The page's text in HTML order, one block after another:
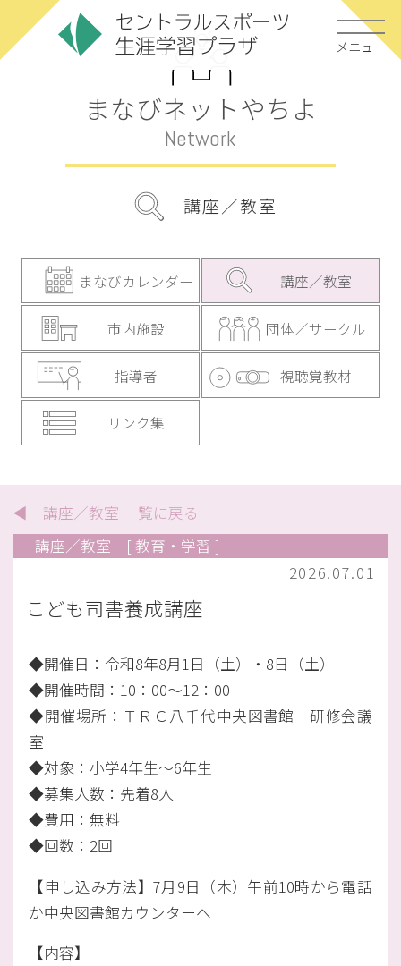
メニュー
まなびネットやちよ
Network
講座／教室
まなびカレンダー 講座／教室
市内施設 団体／サークル
指導者 視聴覚教材
リンク集
◀ 講座／教室 一覧に戻る
講座／教室
[ 教育・学習 ]
2026.07.01
こども司書養成講座
◆開催日：令和8年8月1日（土）・8日（土）
◆開催時間：10：00～12：00
◆開催場所：ＴＲＣ八千代中央図書館 研修会議
室
◆対象：小学4年生～6年生
◆募集人数：先着8人
◆費用：無料
◆回数：2回
【申し込み方法】7月9日（木）午前10時から電話
か中央図書館カウンターへ
【内容】